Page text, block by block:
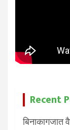
Recent
बिनाकागजात